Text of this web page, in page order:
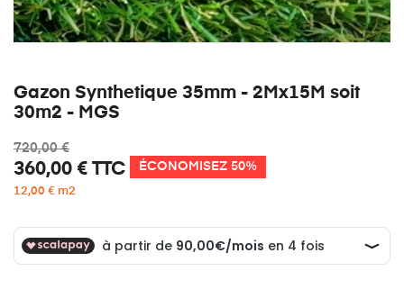
Gazon Synthetique 35mm - 2Mx15M soit
30m2 - MGS
720,00 €
360,00 € TTC ÉCONOMISEZ 50%
12,00 € m2